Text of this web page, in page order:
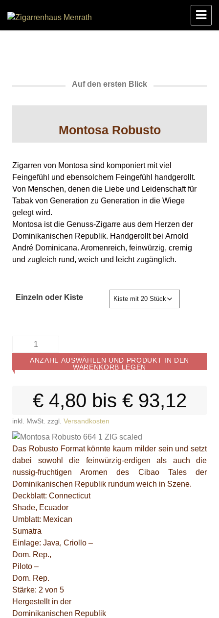
Auf den ersten Blick
Montosa Robusto
Zigarren von Montosa sind komponiert mit viel
Feingefühl und ebensolchem Feingefühl handgerollt.
Von Menschen, denen die Liebe und Leidenschaft für
Tabak von Generation zu Generation in die Wiege
gelegt wird.
Montosa ist die Genuss-Zigarre aus dem Herzen der
Dominikanischen Republik. Handgerollt bei Arnold
André Dominicana. Aromenreich, feinwürzig, cremig
und zugleich rund, weich und leicht zugänglich.
Einzeln oder Kiste
ANZAHL AUSWÄHLEN UND PRODUKT IN DEN
WARENKORB LEGEN
€4,80 bis €93,12
inkl. MwSt. zzgl. Versandkosten
Das Robusto Format könnte kaum milder sein und setzt
dabei sowohl die feinwürzig-erdigen als auch die
nussig-fruchtigen Aromen des Cibao Tales der
Dominikanischen Republik rundum weich in Szene.
Deckblatt: Connecticut
Shade, Ecuador
Umblatt: Mexican
Sumatra
Einlage: Java, Criollo –
Dom. Rep.,
Piloto –
Dom. Rep.
Stärke: 2 von 5
Hergestellt in der
Dominikanischen Republik